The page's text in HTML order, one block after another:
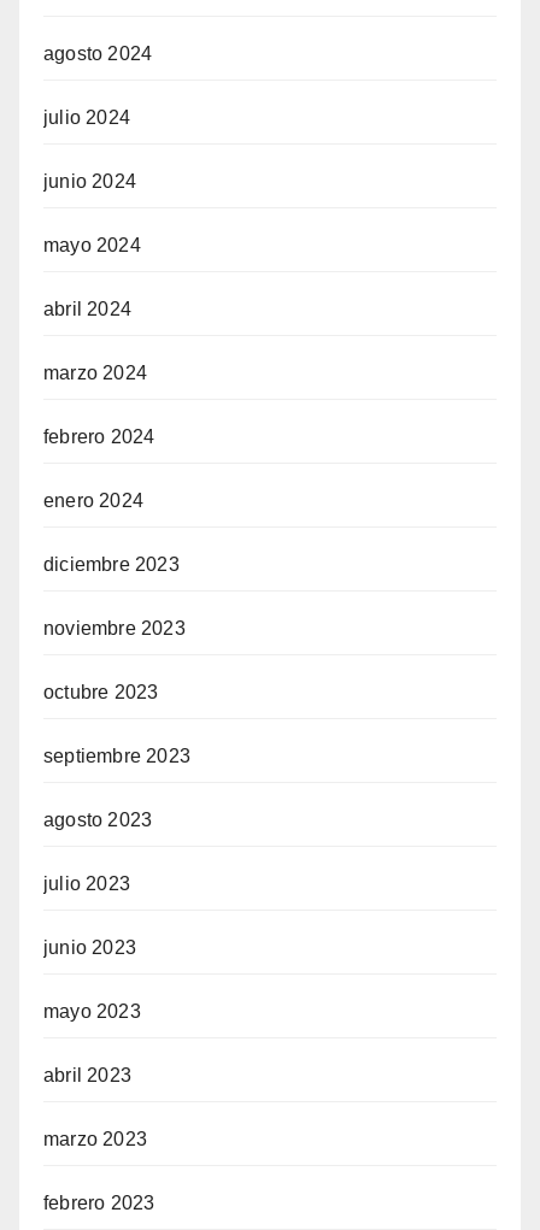
agosto 2024
julio 2024
junio 2024
mayo 2024
abril 2024
marzo 2024
febrero 2024
enero 2024
diciembre 2023
noviembre 2023
octubre 2023
septiembre 2023
agosto 2023
julio 2023
junio 2023
mayo 2023
abril 2023
marzo 2023
febrero 2023